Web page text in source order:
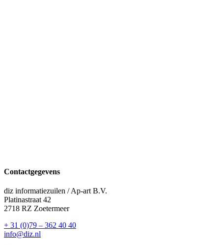
Contactgegevens
diz informatiezuilen / Ap-art B.V.
Platinastraat 42
2718 RZ Zoetermeer
+ 31 (0)79 – 362 40 40
info@diz.nl